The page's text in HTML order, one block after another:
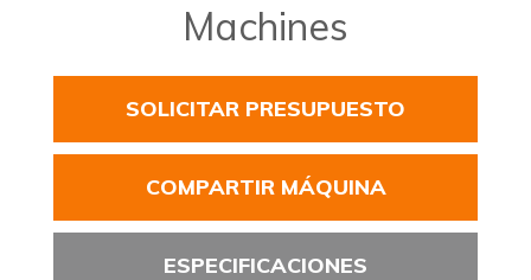
Machines
SOLICITAR PRESUPUESTO
COMPARTIR MÁQUINA
ESPECIFICACIONES